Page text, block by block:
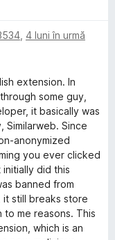
4 luni în urmă
extension. In
some guy,
it basically was
Similarweb. Since
anonymized
you ever clicked
did this
banned from
still breaks store
me reasons. This
which is an